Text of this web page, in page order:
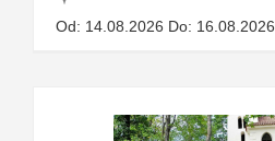
Od: 14.08.2026 Do: 16.08.2026